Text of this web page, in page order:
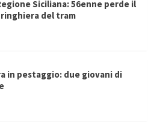
Siciliana: 56enne perde il
del tram
in pestaggio: due giovani di